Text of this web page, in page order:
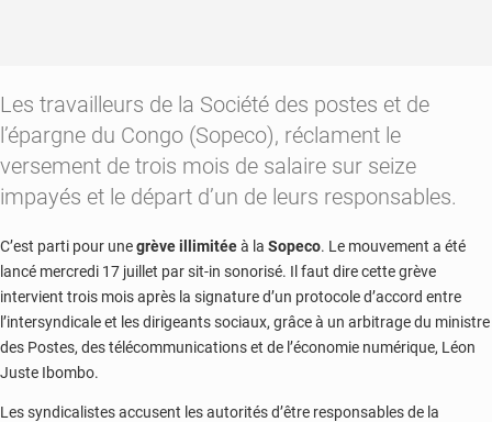
Les travailleurs de la Société des postes et de
l’épargne du Congo (Sopeco), réclament le
versement de trois mois de salaire sur seize
impayés et le départ d’un de leurs responsables.
C’est parti pour unegrève illimitéeà la Sopeco. Le mouvement a été
lancé mercredi 17 juillet par sit-in sonorisé. Il faut dire cette grève
intervient trois mois après la signature d’un protocole d’accord entre
l’intersyndicale et les dirigeants sociaux, grâce à un arbitrage du ministre
des Postes, des télécommunications et de l’économie numérique, Léon
Juste Ibombo.
Les syndicalistes accusent les autorités d’être responsables de la